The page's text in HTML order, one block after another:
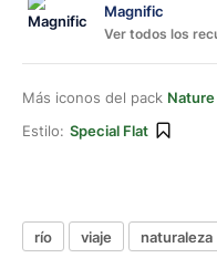
Magnific
Ver todos los
Más iconos del pack
Estilo: Special Flat
río viaje naturaleza